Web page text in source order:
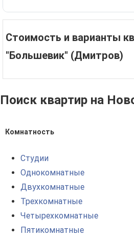
Стоимость и варианты
"Большевик" (Дмитров)
Поиск квартир на
Комнатность
Студии
Однокомнатные
Двухкомнатные
Трехкомнатные
Четырехкомнатные
Пятикомнатные